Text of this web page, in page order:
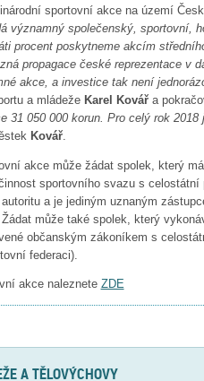
sportovní akce na území
významný společenský, sportovní,
procent poskytneme akcím
propagace české reprezentace v
akce, a investice tak není
a mládeže Karel Kovářa
31 050 000 korun. Pro celý rok 2018
Kovář.
akce může žádat spolek, který
sportovního svazu s
a je jediným uznaným
může také spolek, který
občanským zákoníkem s
federaci).
akce naleznete ZDE
A TĚLOVÝCHOVY